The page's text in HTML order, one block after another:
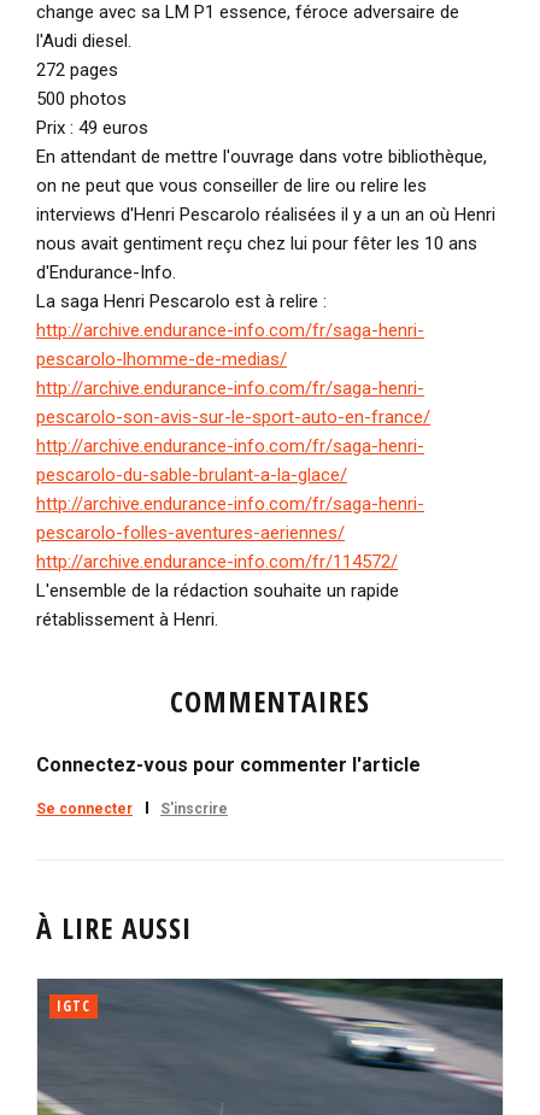
change avec sa LM P1 essence, féroce adversaire de
l'Audi diesel.
272 pages
500 photos
Prix : 49 euros
En attendant de mettre l'ouvrage dans votre bibliothèque,
on ne peut que vous conseiller de lire ou relire les
interviews d'Henri Pescarolo réalisées il y a un an où Henri
nous avait gentiment reçu chez lui pour fêter les 10 ans
d'Endurance-Info.
La saga Henri Pescarolo est à relire :
http://archive.endurance-info.com/fr/saga-henri-
pescarolo-lhomme-de-medias/
http://archive.endurance-info.com/fr/saga-henri-
pescarolo-son-avis-sur-le-sport-auto-en-france/
http://archive.endurance-info.com/fr/saga-henri-
pescarolo-du-sable-brulant-a-la-glace/
http://archive.endurance-info.com/fr/saga-henri-
pescarolo-folles-aventures-aeriennes/
http://archive.endurance-info.com/fr/114572/
L'ensemble de la rédaction souhaite un rapide
rétablissement à Henri.
COMMENTAIRES
Connectez-vous pour commenter l'article
Se connecter S'inscrire
À LIRE AUSSI
IGTC